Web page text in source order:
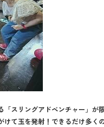
スリングアドベンチャー」
て玉を発射！できるだけ多く